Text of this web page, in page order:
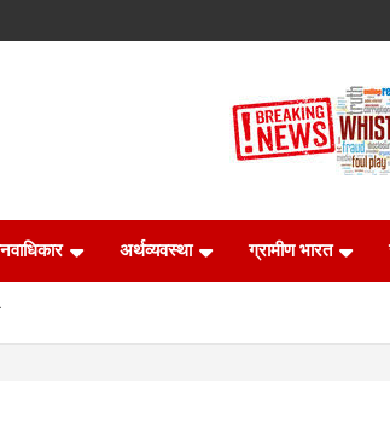
अर्थव्यवस्था ग्रामीण भारत